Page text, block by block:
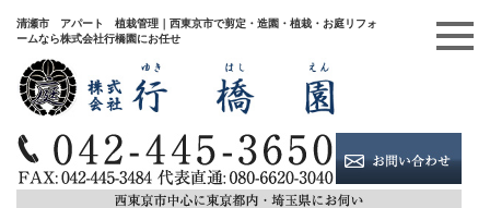
清瀬市 アパート 植栽管理｜西東京市で剪定・造園・植栽・お庭リフォ
ームなら株式会社行橋園にお任せ